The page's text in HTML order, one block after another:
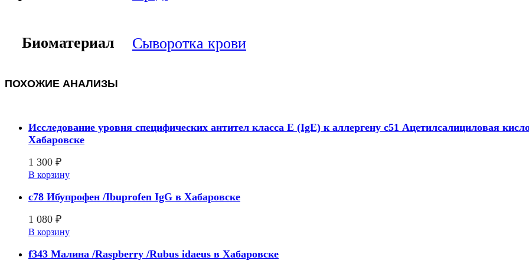
Биоматериал Сыворотка крови
ПОХОЖИЕ АНАЛИЗЫ
Исследование уровня специфических антител класса E (IgE) к аллергену c51 Ацетилсалициловая
Хабаровске
1 300 ₽
В корзину
c78 Ибупрофен /Ibuprofen IgG в Хабаровске
1 080 ₽
В корзину
f343 Малина /Raspberry /Rubus idaeus в Хабаровске